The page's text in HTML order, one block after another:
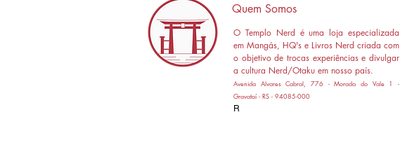
Quem Somos
O Templo Nerd é uma loja especializada
em Mangás, HQ's e Livros Nerd criada com
o objetivo de trocas experiências e divulgar
a cultura Nerd/Otaku em nosso país.
Avenida Alvares Cabral, 776 - Morada do Vale 1 -
Gravataí - RS - 94085-000
R